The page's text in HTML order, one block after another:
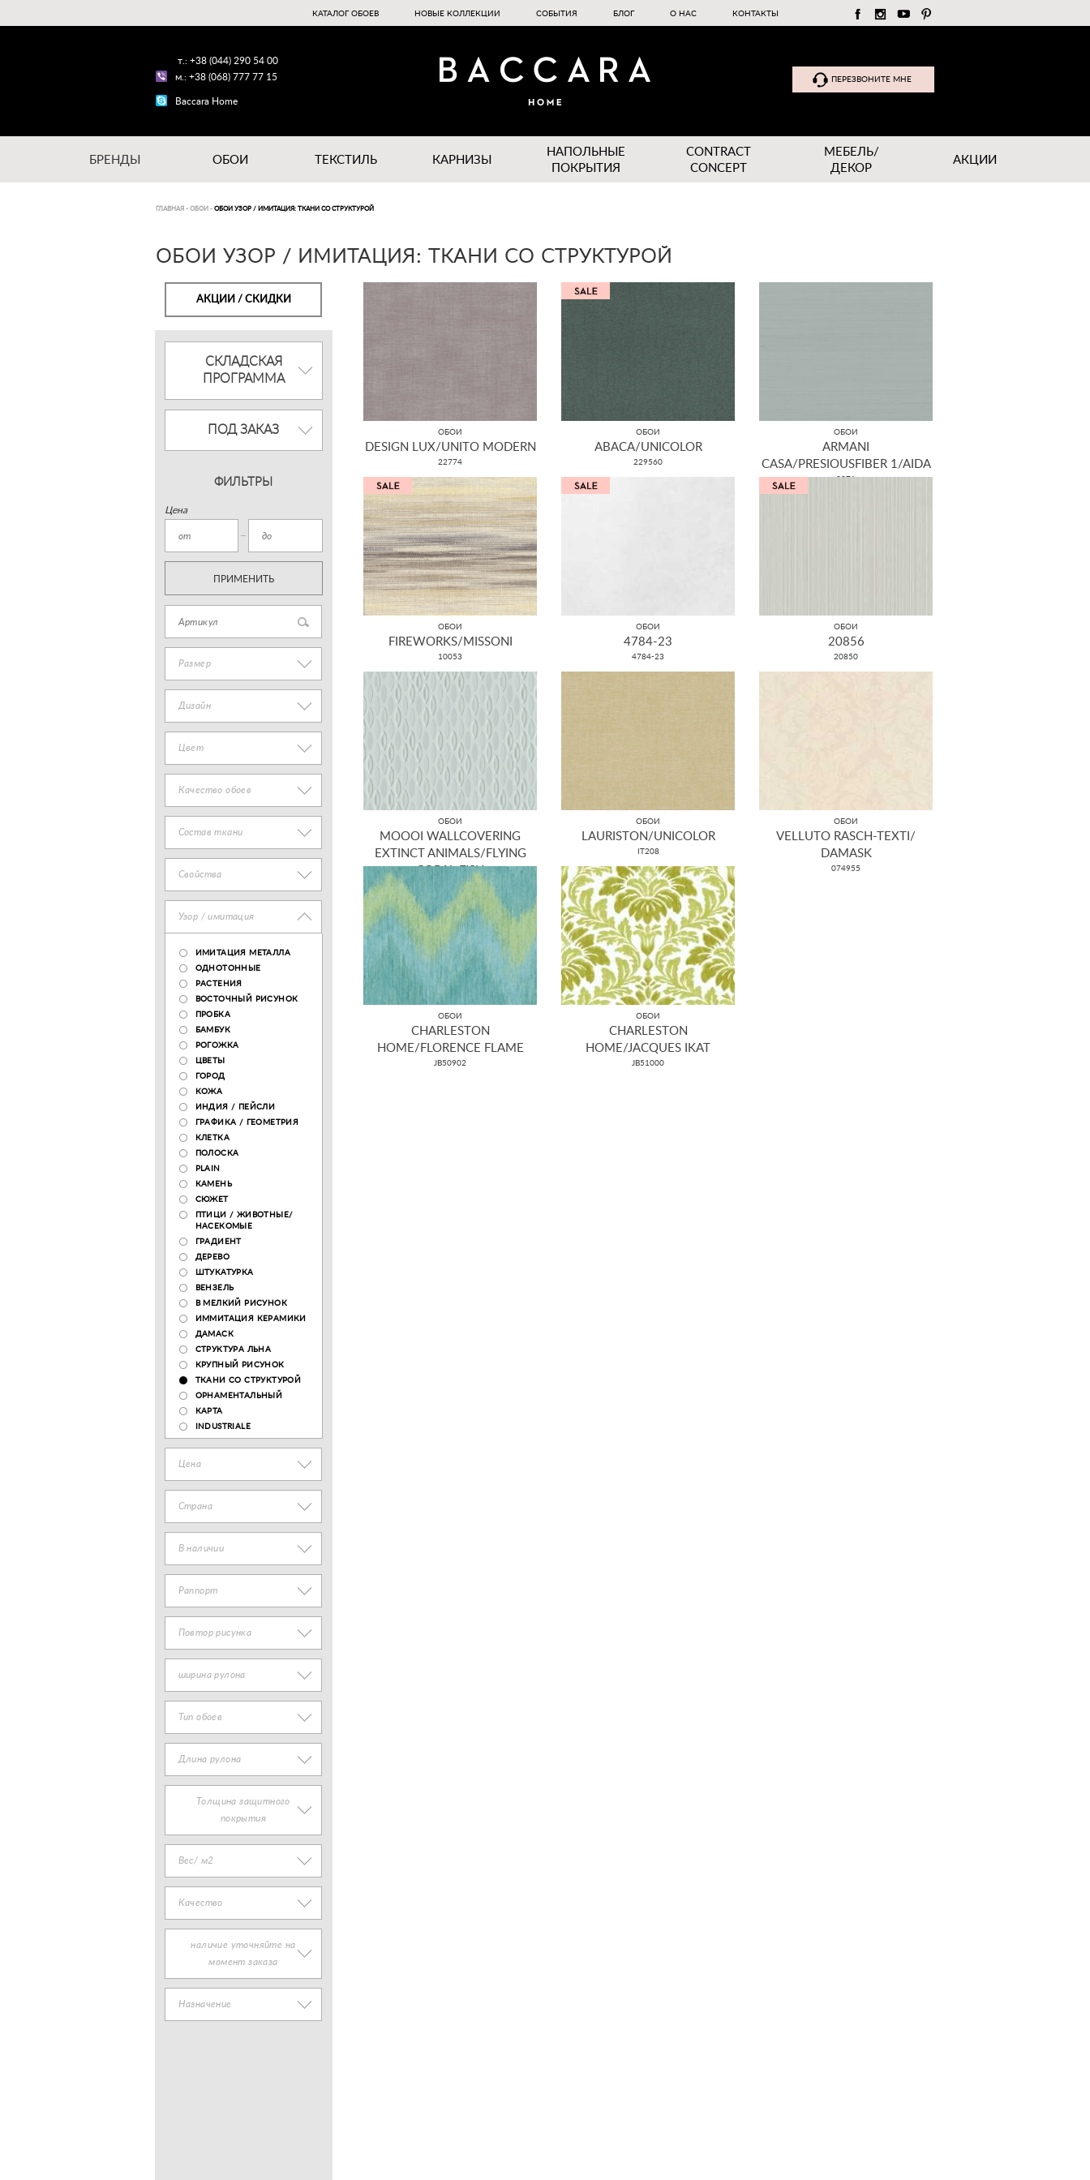
КАТАЛОГ ОБОЕВ НОВЫЕ КОЛЛЕКЦИИ СОБЫТИЯ БЛОГ О НАС КОНТАКТЫ
т.: +38 (044) 290 54 00
м.: +38 (068) 777 77 15
Baccara Home
ПЕРЕЗВОНИТЕ МНЕ
БРЕНДЫ ОБОИ ТЕКСТИЛЬ КАРНИЗЫ
НАПОЛЬНЫЕ
ПОКРЫТИЯ
CONTRACT
CONCEPT
МЕБЕЛЬ/
ДЕКОР
АКЦИИ
ГЛАВНАЯ - ОБОИ - ОБОИ УЗОР / ИМИТАЦИЯ: ТКАНИ СО СТРУКТУРОЙ
ОБОИ УЗОР / ИМИТАЦИЯ: ТКАНИ СО СТРУКТУРОЙ
АКЦИИ / СКИДКИ
СКЛАДСКАЯ
ПРОГРАММА
ПОД ЗАКАЗ
ФИЛЬТРЫ
Цена
ПРИМЕНИТЬ
Размер
Дизайн
Цвет
Качество обоев
Состав ткани
Свойства
Узор / имитация
ИМИТАЦИЯ МЕТАЛЛА
ОДНОТОННЫЕ
РАСТЕНИЯ
ВОСТОЧНЫЙ РИСУНОК
ПРОБКА
БАМБУК
РОГОЖКА
ЦВЕТЫ
ГОРОД
КОЖА
ИНДИЯ / ПЕЙСЛИ
ГРАФИКА / ГЕОМЕТРИЯ
КЛЕТКА
ПОЛОСКА
PLAIN
КАМЕНЬ
СЮЖЕТ
ПТИЦИ / ЖИВОТНЫЕ/
НАСЕКОМЫЕ
ГРАДИЕНТ
ДЕРЕВО
ШТУКАТУРКА
ВЕНЗЕЛЬ
В МЕЛКИЙ РИСУНОК
ИММИТАЦИЯ КЕРАМИКИ
ДАМАСК
СТРУКТУРА ЛЬНА
КРУПНЫЙ РИСУНОК
ТКАНИ СО СТРУКТУРОЙ
ОРНАМЕНТАЛЬНЫЙ
КАРТА
INDUSTRIALE
Цена
Страна
В наличии
Раппорт
Повтор рисунка
ширина рулона
Тип обоев
Длина рулона
Толщина защитного
покрытия
Вес/ м2
Качество
наличие уточняйте на
момент заказа
Назначение
ОБОИ
DESIGN LUX/UNITO MODERN
22774
ОБОИ
ABACA/UNICOLOR
229560
ОБОИ
ARMANI
CASA/PRESIOUSFIBER 1/AIDA
9071
ОБОИ
FIREWORKS/MISSONI
10053
ОБОИ
4784-23
4784-23
ОБОИ
20856
20850
ОБОИ
MOOOI WALLCOVERING
EXTINCT ANIMALS/FLYING
CORAL FISH
MO2101
ОБОИ
LAURISTON/UNICOLOR
IT208
ОБОИ
VELLUTO RASCH-TEXTI/
DAMASK
074955
ОБОИ
CHARLESTON
HOME/FLORENCE FLAME
JB50902
ОБОИ
CHARLESTON
HOME/JACQUES IKAT
JB51000